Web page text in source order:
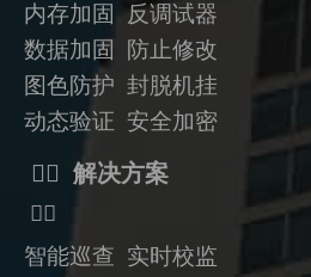
内存加固 反调试器
数据加固
防止修改
图色防护 封脱机挂
动态验证 安全加密
ᅟᅠ 解决方案
ᅟᅠ
智能巡查 实时校监